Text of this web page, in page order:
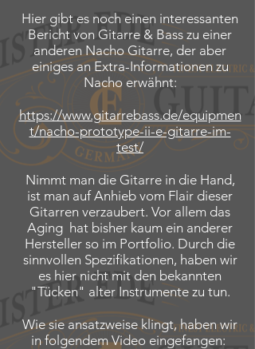
Hier gibt es noch einen interessanten
Bericht von Gitarre & Bass zu einer
anderen Nacho Gitarre, der aber
einiges an Extra-Informationen zu
Nacho erwähnt:
https://www.gitarrebass.de/equipmen
t/nacho-prototype-ii-e-gitarre-im-
test/
Nimmt man die Gitarre in die Hand,
ist man auf Anhieb vom Flair dieser
Gitarren verzaubert. Vor allem das
Aging hat bisher kaum ein anderer
Hersteller so im Portfolio. Durch die
sinnvollen Spezifikationen, haben wir
es hier nicht mit den bekannten
"Tücken" alter Instrumente zu tun.
Wie sie ansatzweise klingt, haben wir
in folgendem Video eingefangen: